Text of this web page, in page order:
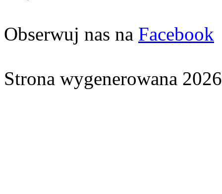
Obserwuj nas na Facebook
Strona wygenerowana